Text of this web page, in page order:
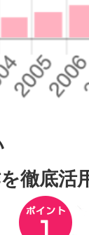
徹底活